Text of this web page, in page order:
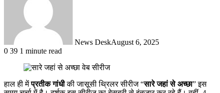
News DeskAugust 6, 2025
0 39 1 minute read
हाल ही मेंप्रतीक गांधीकी जासूसी थ्रिलर सीरीज “सारे जहां से अच्छा” इस